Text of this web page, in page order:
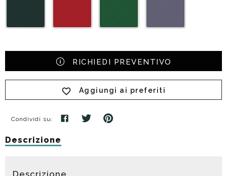
RICHIEDI PREVENTIVO
Aggiungi ai preferiti
Condividi su:
Descrizione
Descrizione